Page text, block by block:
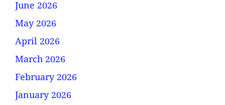
June 2026
May 2026
April 2026
March 2026
February 2026
January 2026